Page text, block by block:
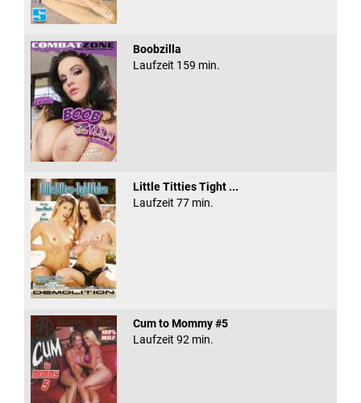
Boobzilla
Laufzeit 159 min.
Little Titties Tight ...
Laufzeit 77 min.
Cum to Mommy #5
Laufzeit 92 min.